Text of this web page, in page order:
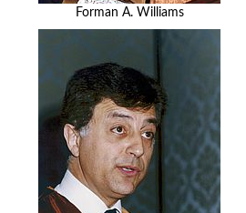
Forman A. Williams